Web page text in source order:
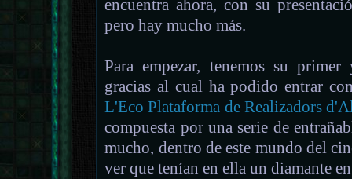
encuentra ahora, con su
pero hay mucho más.
Para empezar, tenemos su
gracias al cual ha podido entrar
L'Eco Plataforma de Realizadors
compuesta por una serie de
mucho, dentro de este mundo del
ver que tenían en ella un diamante